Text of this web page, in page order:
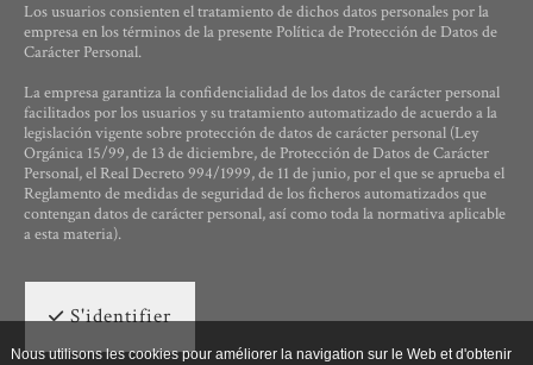
Los usuarios consienten el tratamiento de dichos datos personales por la
empresa en los términos de la presente Política de Protección de Datos de
Carácter Personal.
La empresa garantiza la confidencialidad de los datos de carácter personal
facilitados por los usuarios y su tratamiento automatizado de acuerdo a la
legislación vigente sobre protección de datos de carácter personal (Ley
Orgánica 15/99, de 13 de diciembre, de Protección de Datos de Carácter
Personal, el Real Decreto 994/1999, de 11 de junio, por el que se aprueba el
Reglamento de medidas de seguridad de los ficheros automatizados que
contengan datos de carácter personal, así como toda la normativa aplicable
a esta materia).
S'identifier
Nous utilisons les cookies pour améliorer la navigation sur le Web et d'obtenir